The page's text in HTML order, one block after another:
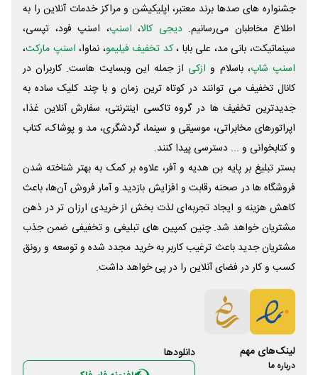
جشنواره های صدها برند معتبر، اپلیکیشن و مراکز خدمات آنلاین را به
اطلاع مخاطبان می‌رسانیم. دیجی کالا، اسنپ، اسنپ فود، تپسی،
سینماتیکت، بانی مد، علی‌ بابا ،کد تخفیف فیلیمو، نماوا، اسنپ مارکت،
اسنپ شاپ، باسلام و ازکی از جمله این وبسایت ‌هاست. کاربران در
کانال تخفیف می توانند در کوتاه ترین زمان و با چند کلیک ساده به
جدیدترین تخفیف ها در گروه تاکسی اینترنتی، سفارش آنلاین غذا،
اپراتورهای مخابراتی، موسیقی و سینما، گردشگری، مد و پوشاک، کتاب
و کتابخوانی و ... دسترسی پیدا کنند.
بستر تبلیغ بر پایه بن هدیه و آفر، علاوه بر کمک به بهتر شناخته شدن
فروشگاه ها در صحنه رقابت و افزایش بازدید و آمار فروش آن‌ها، باعث
کاهش هزینه و ایجاد تجربه‌ای لذت بخش از خریدی ارزان تر در ذهن
مشتریان خواهد شد. چنین کمپین های تبلیغی و تخفیفی ضمن جذب
مشتریان جدید باعث ترغیب کاربر به خرید مجدد شده و توسعه و رونق
کسب و کار در فضای آنلاین را در پی خواهد داشت.
لینک‌های مهم
درباره ما
دانلود‌ها